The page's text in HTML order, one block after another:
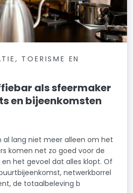
TOERISME EN
als sfeermaker
en bijeenkomsten
al lang niet meer alleen om het
komen net zo goed voor de
het gevoel dat alles klopt. Of
netwerkborrel
de totaalbeleving b